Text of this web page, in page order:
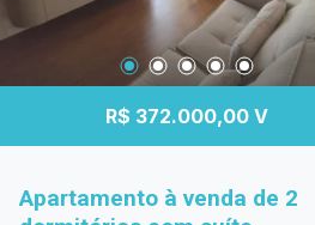
R$ 372.000,00 V
Apartamento à venda de 2